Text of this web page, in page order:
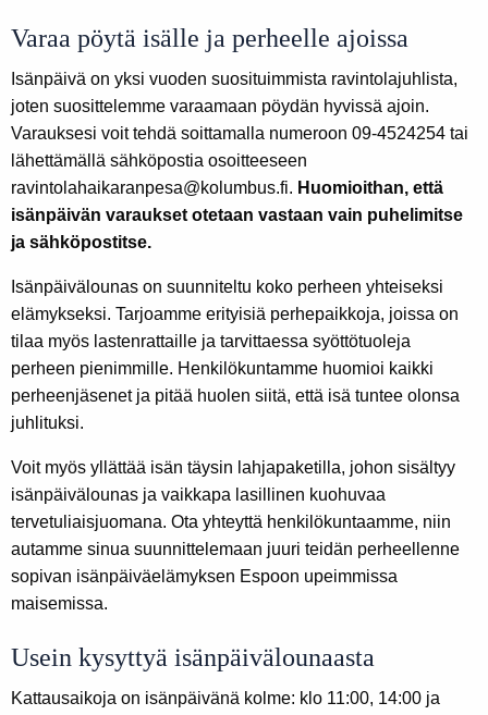
Varaa pöytä isälle ja perheelle ajoissa
Isänpäivä on yksi vuoden suosituimmista ravintolajuhlista,
joten suosittelemme varaamaan pöydän hyvissä ajoin.
Varauksesi voit tehdä soittamalla numeroon 09-4524254 tai
lähettämällä sähköpostia osoitteeseen
ravintolahaikaranpesa@kolumbus.fi. Huomioithan, että
isänpäivän varaukset otetaan vastaan vain puhelimitse
ja sähköpostitse.
Isänpäivälounas on suunniteltu koko perheen yhteiseksi
elämykseksi. Tarjoamme erityisiä perhepaikkoja, joissa on
tilaa myös lastenrattaille ja tarvittaessa syöttötuoleja
perheen pienimmille. Henkilökuntamme huomioi kaikki
perheenjäsenet ja pitää huolen siitä, että isä tuntee olonsa
juhlituksi.
Voit myös yllättää isän täysin lahjapaketilla, johon sisältyy
isänpäivälounas ja vaikkapa lasillinen kuohuvaa
tervetuliaisjuomana. Ota yhteyttä henkilökuntaamme, niin
autamme sinua suunnittelemaan juuri teidän perheellenne
sopivan isänpäiväelämyksen Espoon upeimmissa
maisemissa.
Usein kysyttyä isänpäivälounaasta
Kattausaikoja on isänpäivänä kolme: klo 11:00, 14:00 ja